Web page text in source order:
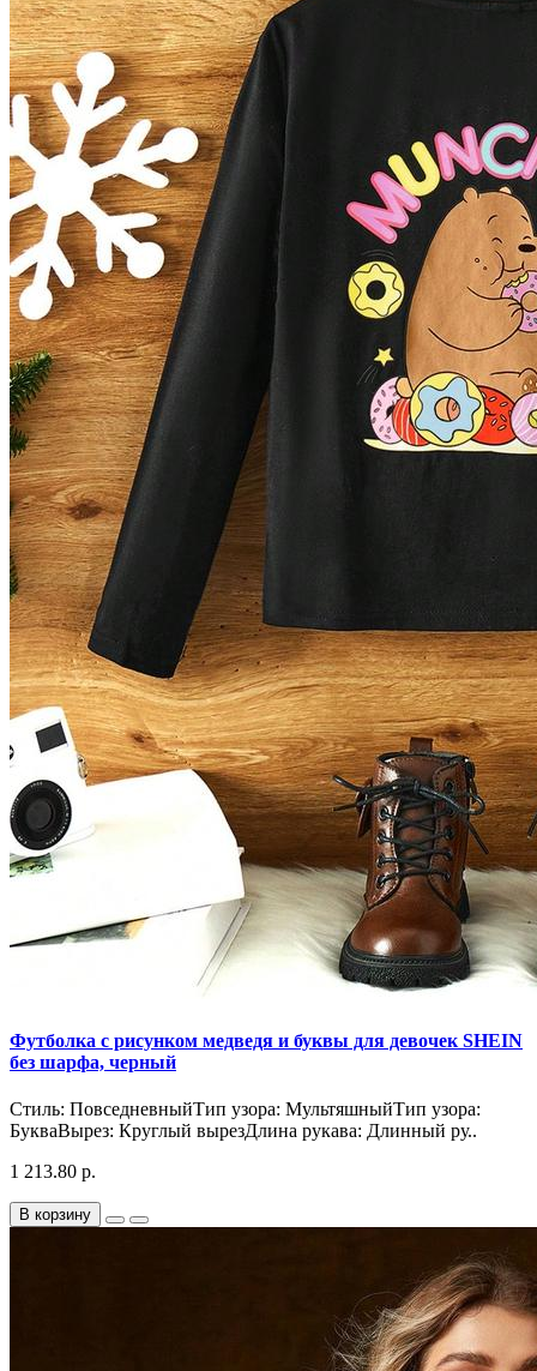
Футболка с рисунком медведя и буквы для девочек SHEIN
без шарфа, черный
Стиль: ПовседневныйТип узора: МультяшныйТип узора:
БукваВырез: Круглый вырезДлина рукава: Длинный ру..
1 213.80 р.
В корзину